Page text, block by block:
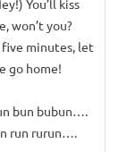
You’ll kiss
won’t you?
five minutes, let
go home!
bun bubun….
run rurun….